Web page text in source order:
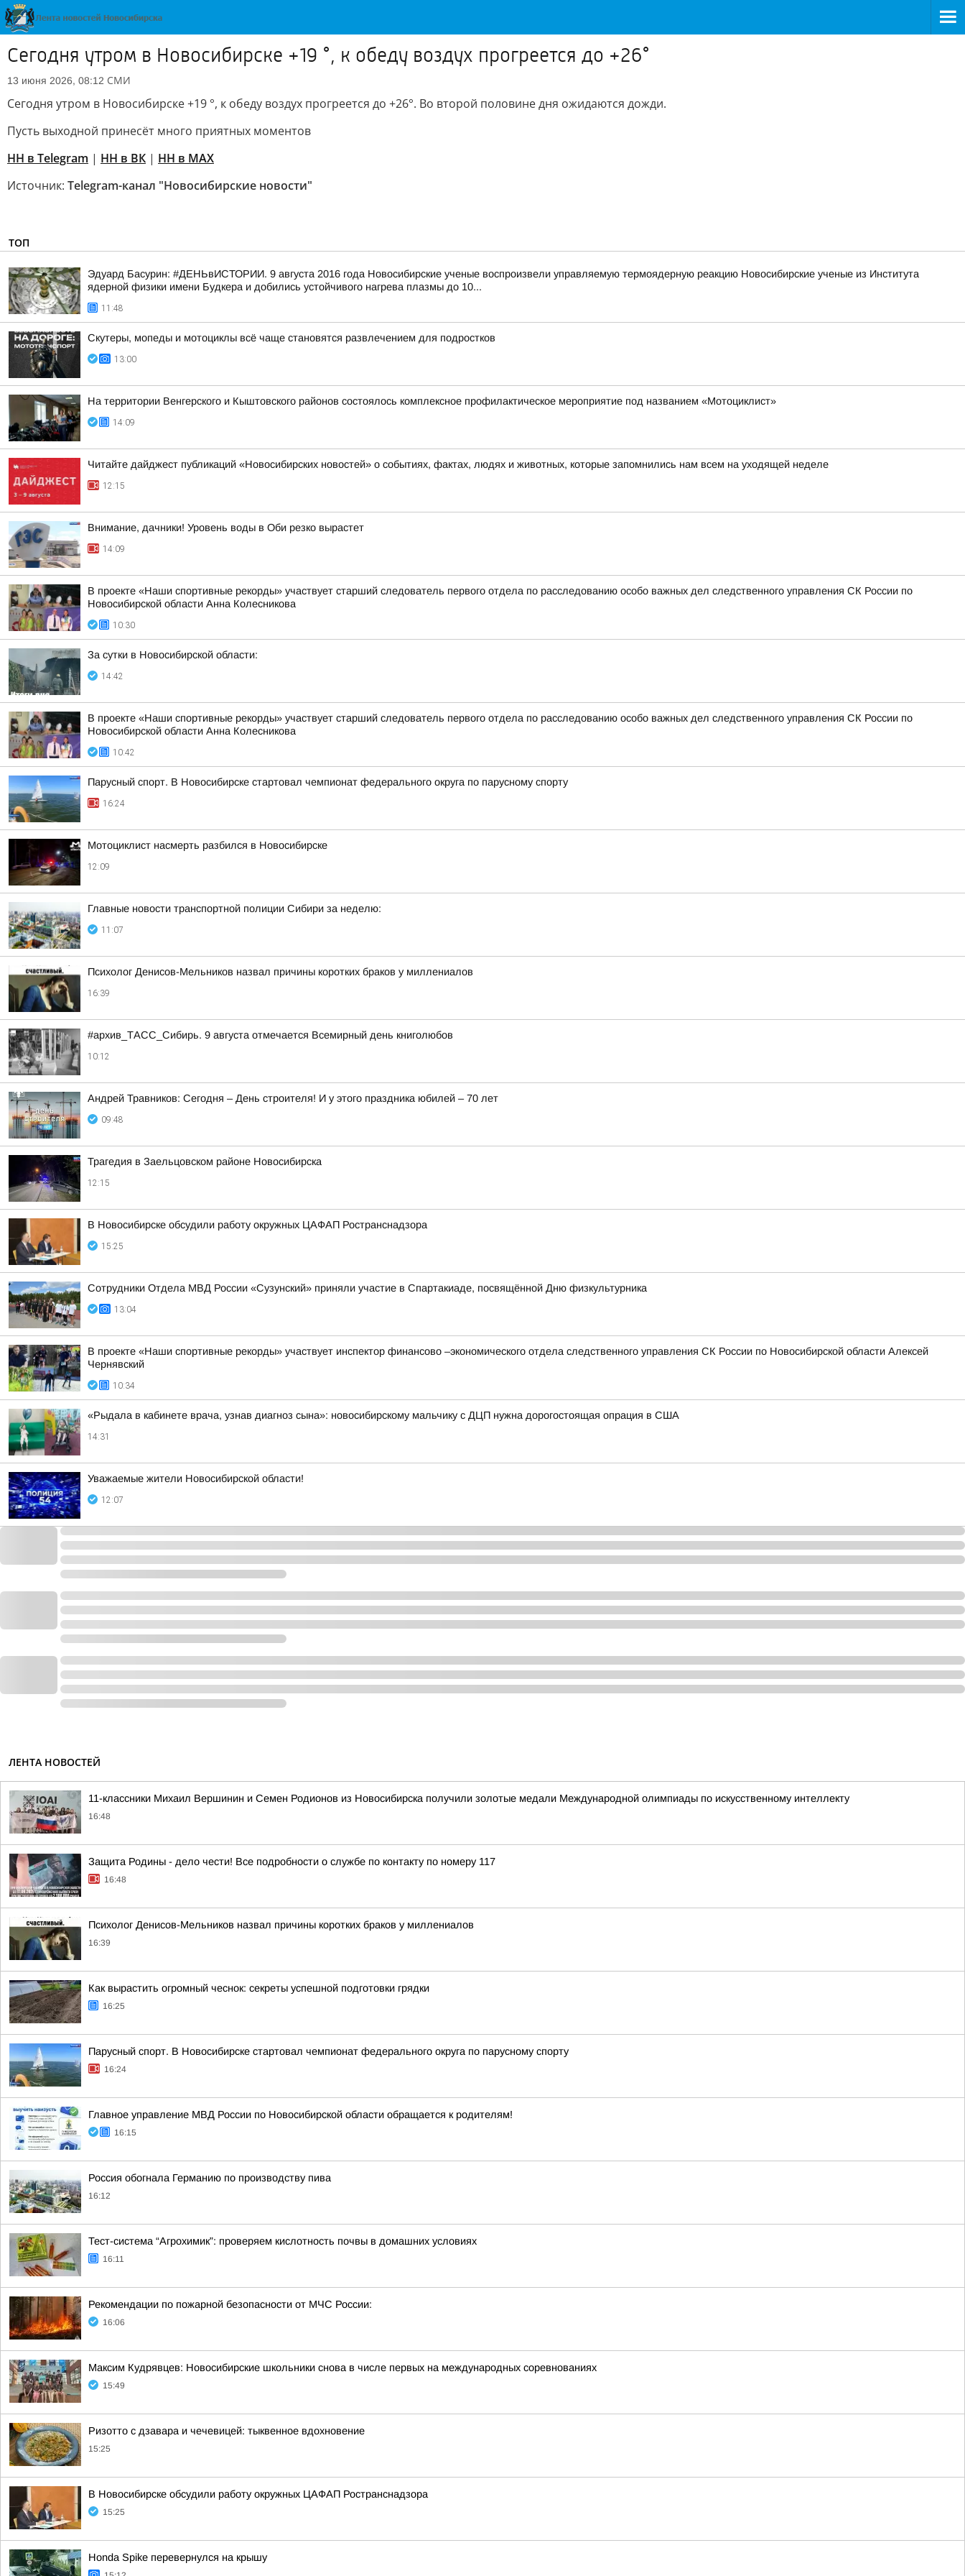
Сегодня утром в Новосибирске +19 °, к обеду воздух прогреется до +26°
13 июня 2026, 08:12 СМИ
Сегодня утром в Новосибирске +19 °, к обеду воздух прогреется до +26°. Во второй половине дня ожидаются дожди.
Пусть выходной принесёт много приятных моментов
НН в Telegram | НН в ВК | НН в MAX
Источник: Telegram-канал "Новосибирские новости"
ТОП
Эдуард Басурин: #ДЕНЬвИСТОРИИ. 9 августа 2016 года Новосибирские ученые воспроизвели управляемую термоядерную реакцию Новосибирские ученые из Института
ядерной физики имени Будкера и добились устойчивого нагрева плазмы до 10...
11:48
Скутеры, мопеды и мотоциклы всё чаще становятся развлечением для подростков
13:00
На территории Венгерского и Кыштовского районов состоялось комплексное профилактическое мероприятие под названием «Мотоциклист»
14:09
Читайте дайджест публикаций «Новосибирских новостей» о событиях, фактах, людях и животных, которые запомнились нам всем на уходящей неделе
12:15
Внимание, дачники! Уровень воды в Оби резко вырастет
14:09
В проекте «Наши спортивные рекорды» участвует старший следователь первого отдела по расследованию особо важных дел следственного управления СК России по
Новосибирской области Анна Колесникова
10:30
За сутки в Новосибирской области:
14:42
В проекте «Наши спортивные рекорды» участвует старший следователь первого отдела по расследованию особо важных дел следственного управления СК России по
Новосибирской области Анна Колесникова
10:42
Парусный спорт. В Новосибирске стартовал чемпионат федерального округа по парусному спорту
16:24
Мотоциклист насмерть разбился в Новосибирске
12:09
Главные новости транспортной полиции Сибири за неделю:
11:07
Психолог Денисов-Мельников назвал причины коротких браков у миллениалов
16:39
#архив_ТАСС_Сибирь. 9 августа отмечается Всемирный день книголюбов
10:12
Андрей Травников: Сегодня – День строителя! И у этого праздника юбилей – 70 лет
09:48
Трагедия в Заельцовском районе Новосибирска
12:15
В Новосибирске обсудили работу окружных ЦАФАП Ространснадзора
15:25
Сотрудники Отдела МВД России «Сузунский» приняли участие в Спартакиаде, посвящённой Дню физкультурника
13:04
В проекте «Наши спортивные рекорды» участвует инспектор финансово –экономического отдела следственного управления СК России по Новосибирской области Алексей
Чернявский
10:34
«Рыдала в кабинете врача, узнав диагноз сына»: новосибирскому мальчику с ДЦП нужна дорогостоящая опрация в США
14:31
Уважаемые жители Новосибирской области!
12:07
ЛЕНТА НОВОСТЕЙ
11-классники Михаил Вершинин и Семен Родионов из Новосибирска получили золотые медали Международной олимпиады по искусственному интеллекту
16:48
Защита Родины - дело чести! Все подробности о службе по контакту по номеру 117
16:48
Психолог Денисов-Мельников назвал причины коротких браков у миллениалов
16:39
Как вырастить огромный чеснок: секреты успешной подготовки грядки
16:25
Парусный спорт. В Новосибирске стартовал чемпионат федерального округа по парусному спорту
16:24
Главное управление МВД России по Новосибирской области обращается к родителям!
16:15
Россия обогнала Германию по производству пива
16:12
Тест-система “Агрохимик”: проверяем кислотность почвы в домашних условиях
16:11
Рекомендации по пожарной безопасности от МЧС России:
16:06
Максим Кудрявцев: Новосибирские школьники снова в числе первых на международных соревнованиях
15:49
Ризотто с дзавара и чечевицей: тыквенное вдохновение
15:25
В Новосибирске обсудили работу окружных ЦАФАП Ространснадзора
15:25
Honda Spike перевернулся на крышу